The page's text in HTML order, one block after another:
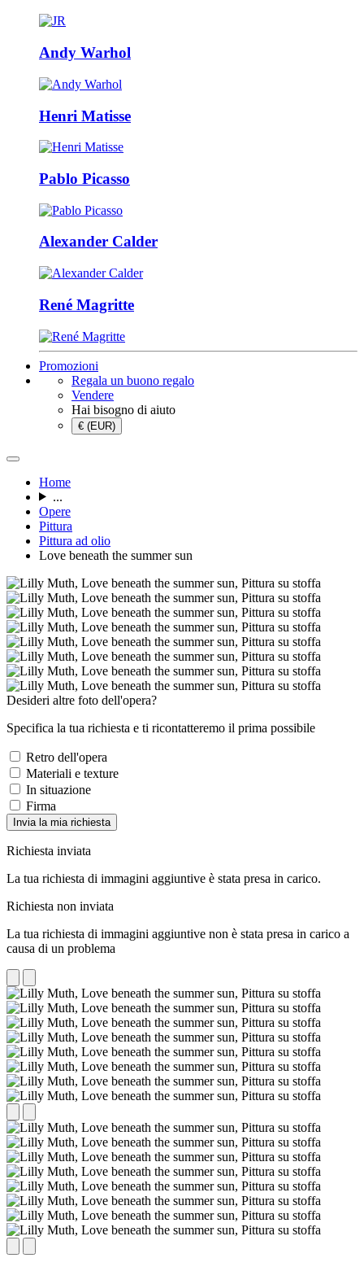
Andy Warhol
Henri Matisse
Pablo Picasso
Alexander Calder
René Magritte
Promozioni
Regala un buono regalo
Vendere
Hai bisogno di aiuto
€ (EUR)
Home
...
Opere
Pittura
Pittura ad olio
Love beneath the summer sun
Desideri altre foto dell'opera?
Specifica la tua richiesta e ti ricontatteremo il prima possibile
Retro dell'opera
Materiali e texture
In situazione
Firma
Invia la mia richiesta
Richiesta inviata
La tua richiesta di immagini aggiuntive è stata presa in carico.
Richiesta non inviata
La tua richiesta di immagini aggiuntive non è stata presa in carico a
causa di un problema